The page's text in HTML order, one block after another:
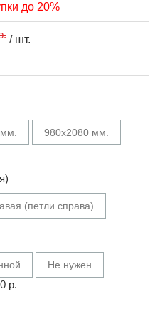
до 20%
/ шт.
980х2080 мм.
(петли справа)
р.
Не нужен